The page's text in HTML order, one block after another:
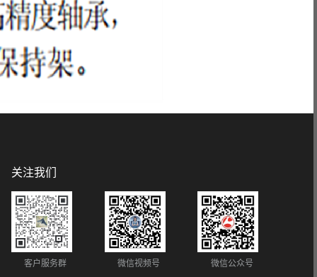
关注我们
客户服务群 微信视频号 微信公众号